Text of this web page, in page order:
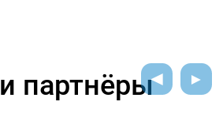
партнёры